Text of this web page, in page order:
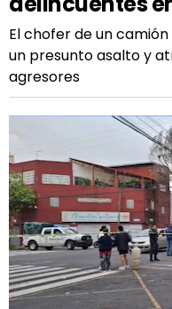
El chofer de un
un presunto asalto y
agresores